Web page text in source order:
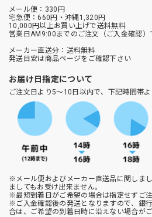
メール便：330円
宅急便：660円・沖縄1,320円
10,000円以上お買い上げで送料無料
営業日AM9:00までのご注文（ご入金確認）
メーカー直送分：送料無料
発送目安は商品ページをご確認下さい
お届け日指定について
ご注文日より5～10日以内で、下記時間帯よ
※メール便およびメーカー直送品に関しま
ましてもお受け出来ません。
※最短到着日がご希望の場合は指定せずご注
※ご入金確認後の発送となりますので、銀
合は、ご希望の到着日時に沿えない場合がご